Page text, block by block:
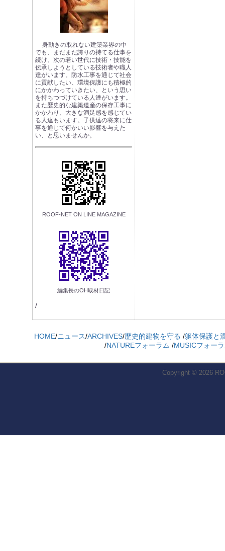
身動きの取れない建築業界の中
でも、まだまだ誇りの持てる仕事を
続け、次の若い世代に技術・技能を
伝承しようとしている技術者や職人
達がいます。防水工事を通じて社会
に貢献したい、環境保護にも積極的
にかかわっていきたい、という思い
を持ちつづけている人達がいます。
また歴史的な建築遺産の保存工事に
かかわり、大きな満足感を感じてい
る人達もいます。子供達の将来に仕
事を通じて何かいい影響を与えた
い、と思いませんか。
ROOF-NET ON LINE MAGAZINE
編集長のOH取材日記
/
HOME/ニュース/ARCHIVES/歴史的建物を守る /躯体保護と
/NATUREフォーラム /MUSICフォー
Copyright © 2026